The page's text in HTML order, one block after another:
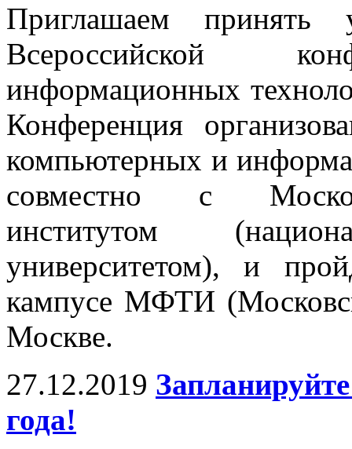
Приглашаем
Всероссийской
информационных
Конференция
компьютерных и
совместно с
институтом
университетом), и
кампусе МФТИ
Москве.
27.12.2019
года!